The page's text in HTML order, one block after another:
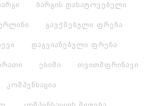
ბარგის დასატოვებელი
გაუქმებული ფრენა
დაგვიანებული ფრენა
ესიმი თვითმფრინავი
კომპენსაცია